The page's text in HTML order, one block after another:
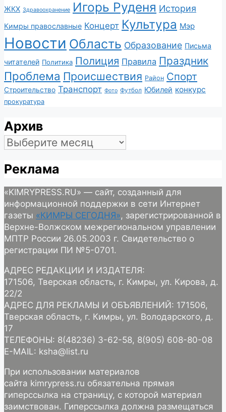
ЖКХ Здравоохранение Игорь Руденя История
Кимры православные Концерт Культура Мэр
Новости Область Образование Письма
читателей Политика Полиция Правила Праздник
Проблема Происшествия Район Спорт
Строительство Транспорт Фото Футбол Юбилей конкурс
прокуратура
Архив
Архив
Реклама
«KIMRYPRESS.RU» — сайт, созданный для
информационной поддержки в сети Интернет
газеты «КИМРЫ СЕГОДНЯ», зарегистрированной в
Верхне-Волжском межрегиональном управлении
МПТР России 26.05.2003 г. Свидетельство о
регистрации ПИ №5-0701.
АДРЕС РЕДАКЦИИ И ИЗДАТЕЛЯ:
171506, Тверская область, г. Кимры, ул. Кирова, д.
22/2
АДРЕС ДЛЯ РЕКЛАМЫ И ОБЪЯВЛЕНИЙ: 171506,
Тверская область, г. Кимры, ул. Володарского, д.
17
ТЕЛЕФОНЫ: 8(48236) 3-62-58, 8(905) 608-80-08
E-MAIL: ksha@list.ru
При использовании материалов
сайта kimrypress.ru обязательна прямая
гиперссылка на страницу, с которой материал
заимствован. Гиперссылка должна размещаться